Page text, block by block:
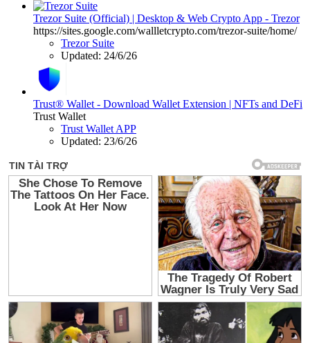
Trezor Suite (Official) | Desktop & Web Crypto App - Trezor
https://sites.google.com/wallletcrypto.com/trezor-suite/home/
Trezor Suite
Updated: 24/6/26
Trust® Wallet - Download Wallet Extension | NFTs and DeFi
Trust Wallet
Trust Wallet APP
Updated: 23/6/26